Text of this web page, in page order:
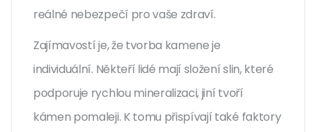
reálné nebezpečí pro vaše zdraví.
Zajímavostí je, že tvorba kamene je
individuální. Někteří lidé mají složení slin, které
podporuje rychlou mineralizaci, jiní tvoří
kámen pomaleji. K tomu přispívají také faktory